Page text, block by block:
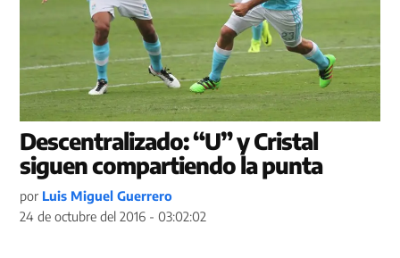
Descentralizado: “U” y Cristal
siguen compartiendo la punta
por Luis Miguel Guerrero
24 de octubre del 2016 - 03:02:02